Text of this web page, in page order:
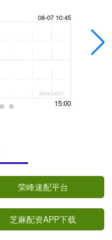
荣峰速配平台
芝麻配资APP下载